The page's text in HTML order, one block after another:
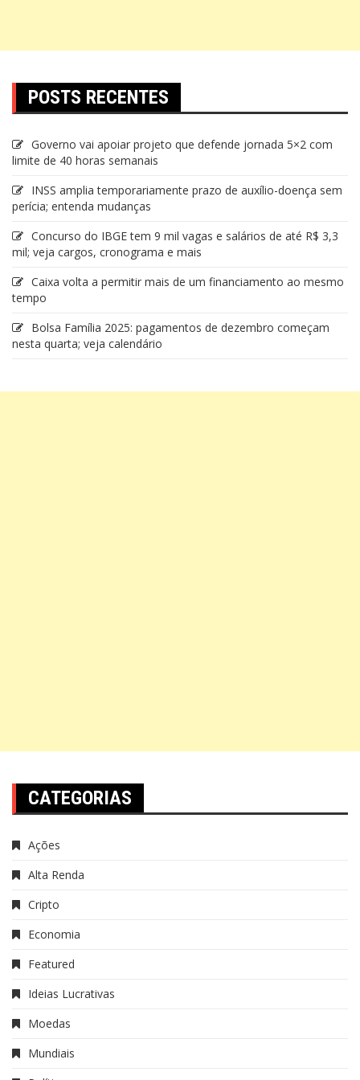
POSTS RECENTES
Governo vai apoiar projeto que defende jornada 5×2 com
limite de 40 horas semanais
INSS amplia temporariamente prazo de auxílio-doença sem
perícia; entenda mudanças
Concurso do IBGE tem 9 mil vagas e salários de até R$ 3,3
mil; veja cargos, cronograma e mais
Caixa volta a permitir mais de um financiamento ao mesmo
tempo
Bolsa Família 2025: pagamentos de dezembro começam
nesta quarta; veja calendário
CATEGORIAS
Ações
Alta Renda
Cripto
Economia
Featured
Ideias Lucrativas
Moedas
Mundiais